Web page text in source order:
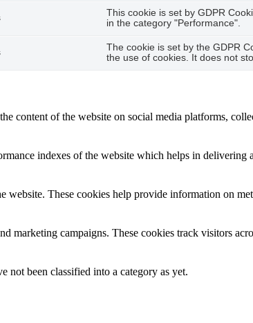
This cookie is set by GDPR
in the category "Performance".
The cookie is set by the GDPR
the use of cookies. It does not
content of the website on social media platforms,
indexes of the website which helps in delivering
These cookies help provide information on
marketing campaigns. These cookies track visitors
not been classified into a category as yet.